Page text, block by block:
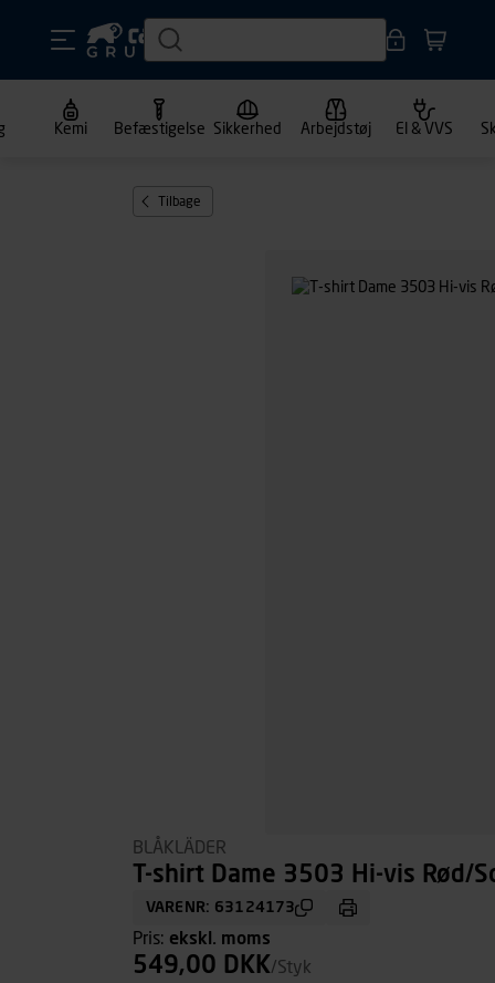
Kemi Befæstigelse Sikkerhed Arbejdstøj El & VVS
Tilbage
BLÅKLÄDER
T-shirt Dame 3503 Hi-vis Rød/
VARENR: 63124173
Pris: ekskl. moms
549,00 DKK/Styk